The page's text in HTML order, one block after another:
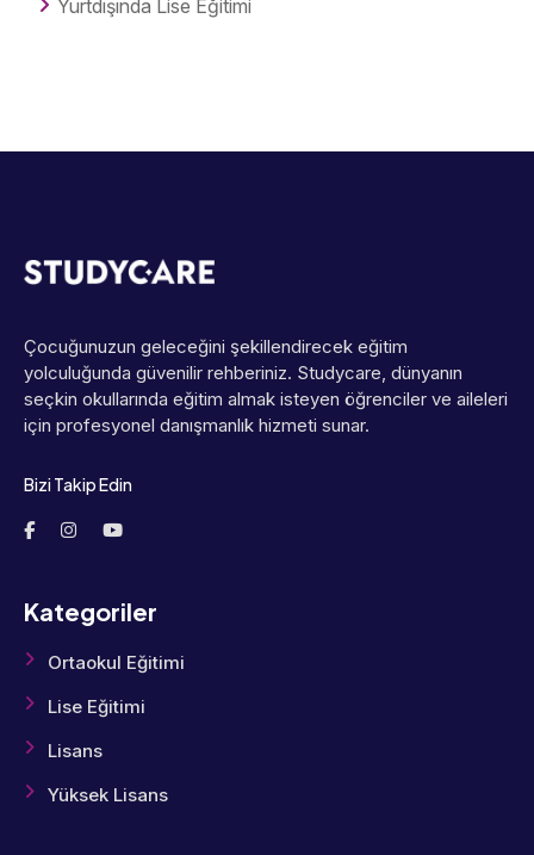
Yurtdışında Lise Eğitimi
Çocuğunuzun geleceğini şekillendirecek eğitim
yolculuğunda güvenilir rehberiniz. Studycare, dünyanın
seçkin okullarında eğitim almak isteyen öğrenciler ve aileleri
için profesyonel danışmanlık hizmeti sunar.
Bizi Takip Edin
Kategoriler
Ortaokul Eğitimi
Lise Eğitimi
Lisans
Yüksek Lisans